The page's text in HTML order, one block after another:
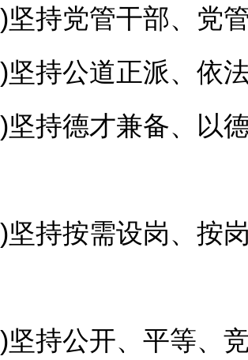
党管干部、党管
公道正派、依法
德才兼备、以德
按需设岗、按
公开、平等、竞